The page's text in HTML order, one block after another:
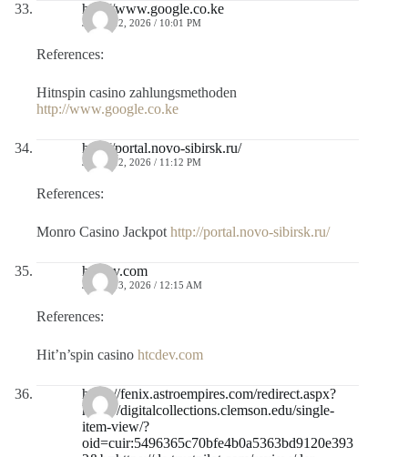
http://www.google.co.ke
JULIO 12, 2026 / 10:01 PM
References:
Hitnspin casino zahlungsmethoden
http://www.google.co.ke
http://portal.novo-sibirsk.ru/
JULIO 12, 2026 / 11:12 PM
References:
Monro Casino Jackpot http://portal.novo-sibirsk.ru/
htcdev.com
JULIO 13, 2026 / 12:15 AM
References:
Hit’n’spin casino htcdev.com
https://fenix.astroempires.com/redirect.aspx?
https://digitalcollections.clemson.edu/single-
item-view/?
oid=cuir:5496365c70bfe4b0a5363bd9120e393